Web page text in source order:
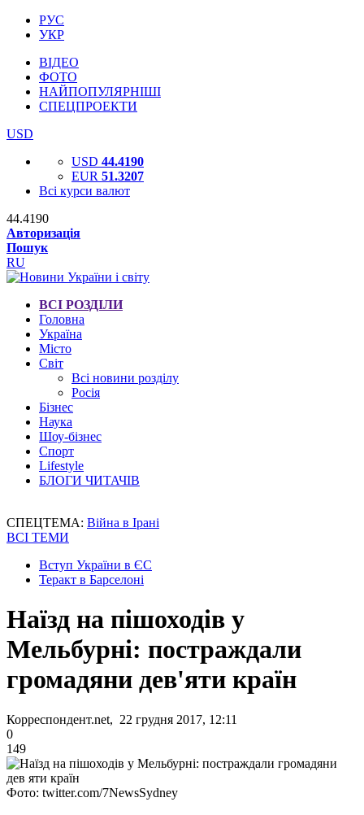
РУС
УКР
ВІДЕО
ФОТО
НАЙПОПУЛЯРНІШІ
СПЕЦПРОЕКТИ
USD
USD 44.4190
EUR 51.3207
Всі курси валют
44.4190
Авторизація
Пошук
RU
ВСІ РОЗДІЛИ
Головна
Україна
Місто
Світ
Всі новини розділу
Росія
Бізнес
Наука
Шоу-бізнес
Спорт
Lifestyle
БЛОГИ ЧИТАЧІВ
СПЕЦТЕМА: Війна в Ірані
ВСІ ТЕМИ
Вступ України в ЄС
Теракт в Барселоні
Наїзд на пішоходів у
Мельбурні: постраждали
громадяни дев'яти країн
Корреспондент.net, 22 грудня 2017, 12:11
0
149
Фото: twitter.com/7NewsSydney